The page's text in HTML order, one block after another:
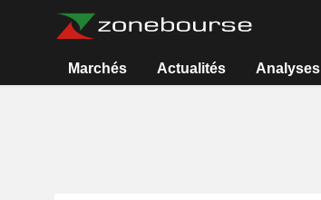
Marchés Actualités Analyses